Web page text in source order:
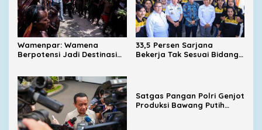
Wamenpar: Wamena
Berpotensi Jadi Destinasi
Indonesia
33,5 Persen Sarjana
Bekerja Tak Sesuai Bidang,
Satgas Pangan Polri Genjot
Produksi Bawang Putih